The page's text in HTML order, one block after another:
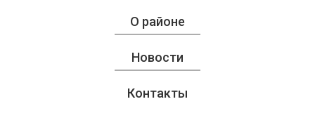
О районе
Новости
Контакты